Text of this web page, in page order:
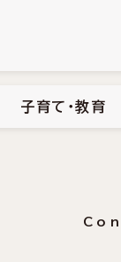
子育て・教育